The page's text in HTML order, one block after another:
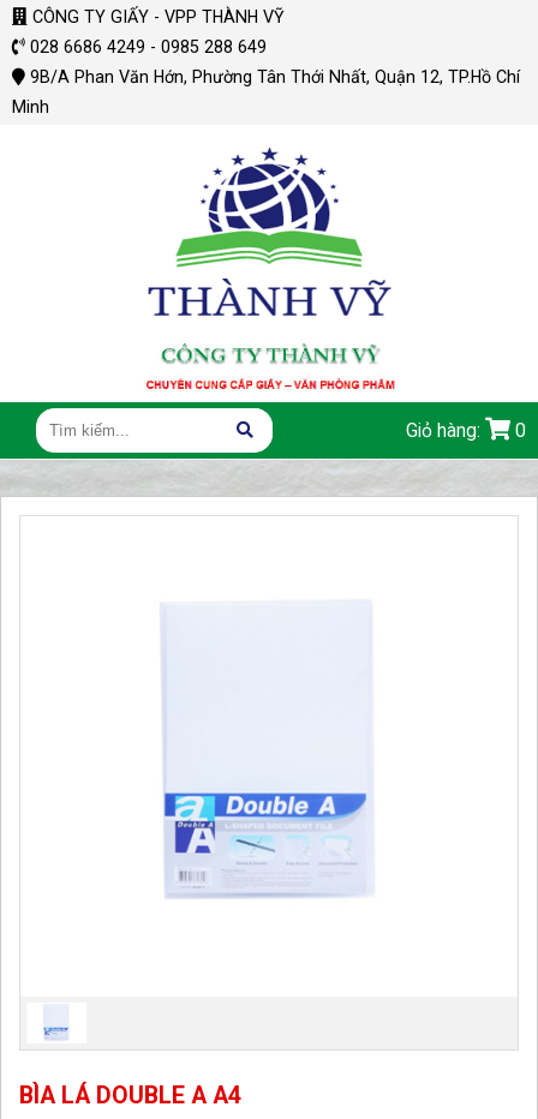
CÔNG TY GIẤY - VPP THÀNH VỸ
028 6686 4249 - 0985 288 649
9B/A Phan Văn Hớn, Phường Tân Thới Nhất, Quận 12, TP.Hồ Chí
Minh
Giỏ hàng: 0
BÌA LÁ DOUBLE A A4